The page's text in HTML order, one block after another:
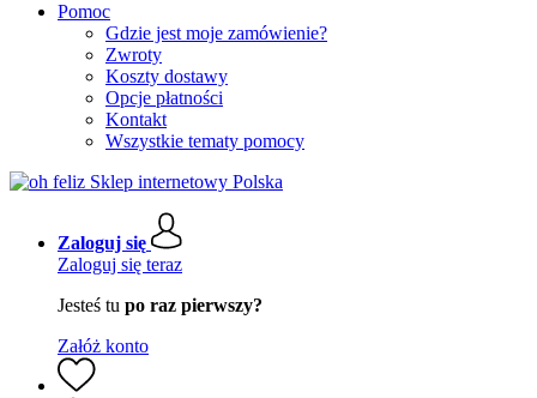
Pomoc
Gdzie jest moje zamówienie?
Zwroty
Koszty dostawy
Opcje płatności
Kontakt
Wszystkie tematy pomocy
Zaloguj się
Zaloguj się teraz
Jesteś tu po raz pierwszy?
Załóż konto